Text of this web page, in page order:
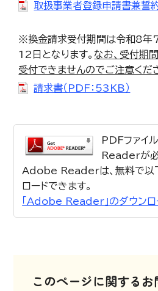
取扱事業者登録申請書兼誓
※換金請求受付期間は令和8年
12日となります。なお、受付期
受付できませんのでご注意くだ
請求書（PDF：53KB）
PDFファイ
Readerが必
Adobe Readerは、無料で以
ロードできます。
「Adobe Reader」のダウンロ
このページに関する